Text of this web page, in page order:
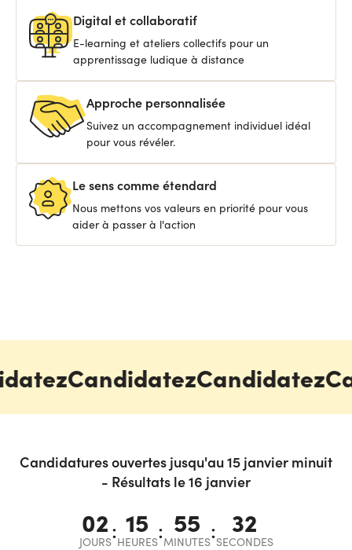
Digital et collaboratif
E-learning et ateliers collectifs pour un
apprentissage ludique à distance
Approche personnalisée
Suivez un accompagnement individuel idéal
pour vous révéler.
Le sens comme étendard
Nous mettons vos valeurs en priorité pour vous
aider à passer à l'action
CandidatezCandidatez
Candidatures ouvertes jusqu'au 15 janvier minuit
- Résultats le 16 janvier
02
JOURS: 15
HEURES: 55
MINUTES: 32
SECONDES